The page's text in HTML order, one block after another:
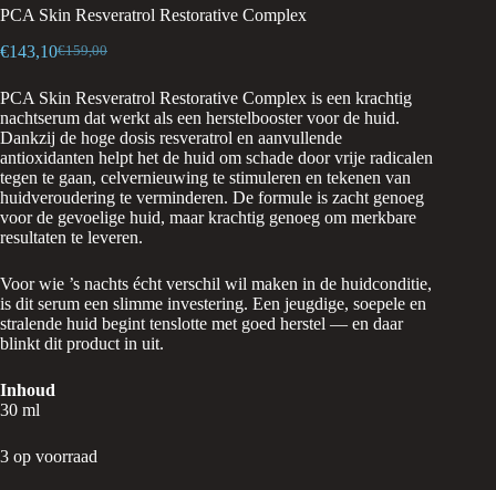
PCA Skin Resveratrol Restorative Complex
€159,00
Oorspronkelijke
was:
€159,00.
€143,10Huidige
is:
€143,10.
PCA Skin Resveratrol Restorative Complex is een krachtig
nachtserum dat werkt als een herstelbooster voor de huid.
Dankzij de hoge dosis resveratrol en aanvullende
antioxidanten helpt het de huid om schade door vrije radicalen
tegen te gaan, celvernieuwing te stimuleren en tekenen van
huidveroudering te verminderen. De formule is zacht genoeg
voor de gevoelige huid, maar krachtig genoeg om merkbare
resultaten te leveren.
Voor wie ’s nachts écht verschil wil maken in de huidconditie,
is dit serum een slimme investering. Een jeugdige, soepele en
stralende huid begint tenslotte met goed herstel — en daar
blinkt dit product in uit.
Inhoud
30 ml
3 op voorraad